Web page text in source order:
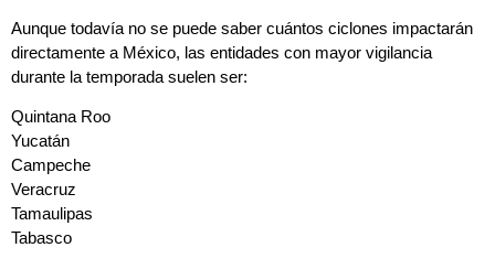
Aunque todavía no se puede saber cuántos ciclones impactarán
directamente a México, las entidades con mayor vigilancia
durante la temporada suelen ser:
Quintana Roo
Yucatán
Campeche
Veracruz
Tamaulipas
Tabasco